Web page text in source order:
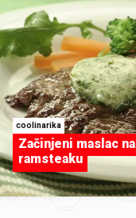
coolinarika
Začinjeni maslac na
ramsteaku